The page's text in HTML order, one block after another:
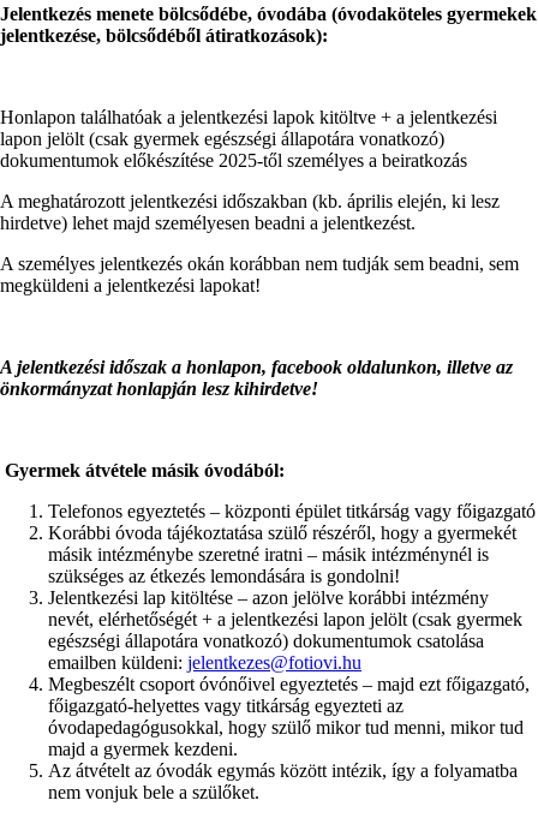
Jelentkezés menete bölcsődébe, óvodába (óvodaköteles gyermekek
jelentkezése, bölcsődéből átiratkozások):
Honlapon találhatóak a jelentkezési lapok kitöltve + a jelentkezési
lapon jelölt (csak gyermek egészségi állapotára vonatkozó)
dokumentumok előkészítése 2025-től személyes a beiratkozás
A meghatározott jelentkezési időszakban (kb. április elején, ki lesz
hirdetve) lehet majd személyesen beadni a jelentkezést.
A személyes jelentkezés okán korábban nem tudják sem beadni, sem
megküldeni a jelentkezési lapokat!
A jelentkezési időszak a honlapon, facebook oldalunkon, illetve az
önkormányzat honlapján lesz kihirdetve!
Gyermek átvétele másik óvodából:
Telefonos egyeztetés – központi épület titkárság vagy főigazgató
Korábbi óvoda tájékoztatása szülő részéről, hogy a gyermekét
másik intézménybe szeretné iratni – másik intézménynél is
szükséges az étkezés lemondására is gondolni!
Jelentkezési lap kitöltése – azon jelölve korábbi intézmény
nevét, elérhetőségét + a jelentkezési lapon jelölt (csak gyermek
egészségi állapotára vonatkozó) dokumentumok csatolása
emailben küldeni: jelentkezes@fotiovi.hu
Megbeszélt csoport óvónőivel egyeztetés – majd ezt főigazgató,
főigazgató-helyettes vagy titkárság egyezteti az
óvodapedagógusokkal, hogy szülő mikor tud menni, mikor tud
majd a gyermek kezdeni.
Az átvételt az óvodák egymás között intézik, így a folyamatba
nem vonjuk bele a szülőket.